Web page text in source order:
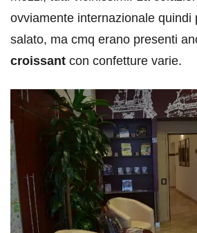
ovviamente internazionale quindi
salato, ma cmq erano presenti
croissant con confetture varie.